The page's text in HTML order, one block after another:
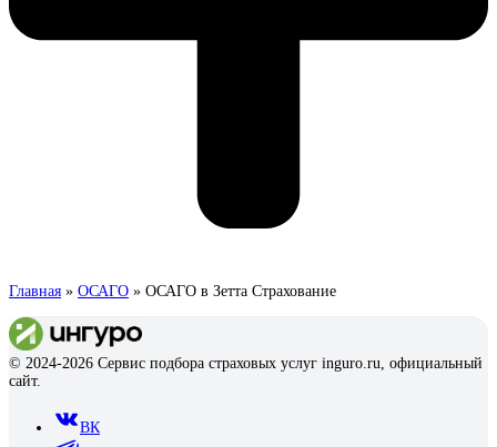
Главная » ОСАГО » ОСАГО в Зетта Страхование
© 2024-2026 Сервис подбора страховых услуг inguro.ru, официальный
сайт.
ВК